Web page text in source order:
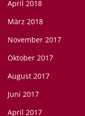
April 2018
März 2018
November 2017
Oktober 2017
August 2017
Juni 2017
April 2017